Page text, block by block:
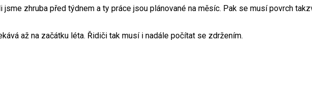
jsme zhruba před týdnem a ty práce jsou plánované na měsíc. Pak se musí povrch
až na začátku léta. Řidiči tak musí i nadále počítat se zdržením.